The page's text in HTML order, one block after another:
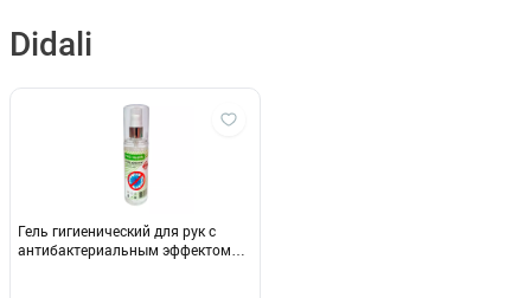
Didali
Гель гигиенический для рук с
антибактериальным эффектом